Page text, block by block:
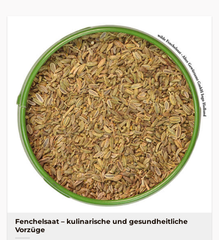
Fenchelsaat – kulinarische und gesundheitliche
Vorzüge